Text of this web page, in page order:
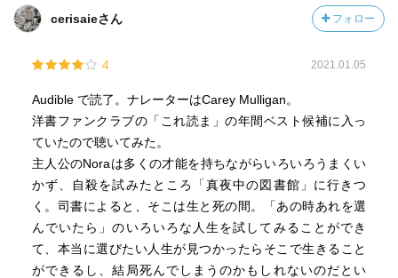
cerisaieさん フォロー
4 2021.01.05
Audible で読了。ナレーターはCarey Mulligan。
洋書ファンクラブの「これ読ま」の年間ベスト候補に入っ
ていたので聴いてみた。
主人公のNoraは多くの才能を持ちながらいろいろうまくい
かず、自殺を試みたところ「真夜中の図書館」に行きつ
く。司書によると、そこは生と死の間。「あの時あれを選
んでいたら」のいろいろな人生を試してみることができ
て、本当に選びたい人生が見つかったらそこで生きること
ができるし、結局死んでしまうのかもしれないのだとい